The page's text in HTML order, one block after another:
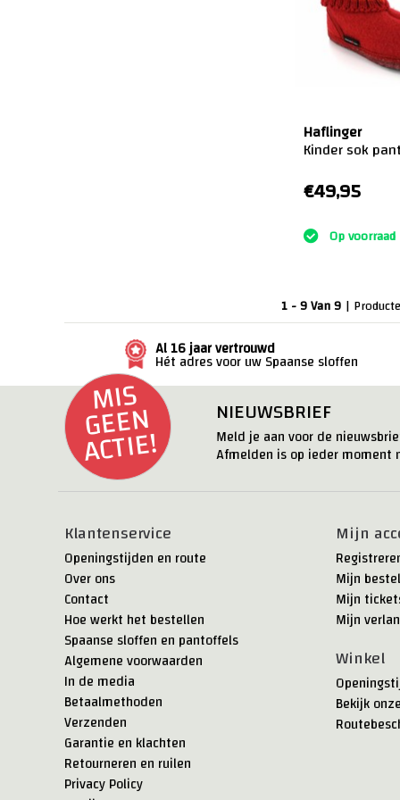
Haflinger
Kinder sok
€49,95
Op voorraad
1 - 9 Van 9 |
Al 16 jaar vertrouwd
Hét adres voor uw Spaanse sloffen
MI
S
G
E
E
N
ACTI
E!
NIEUWSBRIEF
Meld je aan voor de
Afmelden is op ieder moment
Klantenservice
Openingstijden en route
Over ons
Contact
Hoe werkt het bestellen
Spaanse sloffen en pantoffels
Algemene voorwaarden
In de media
Betaalmethoden
Verzenden
Garantie en klachten
Retourneren en ruilen
Privacy Policy
Mijn
Mijn
Mijn
Mijn
Winkel
Bekijk